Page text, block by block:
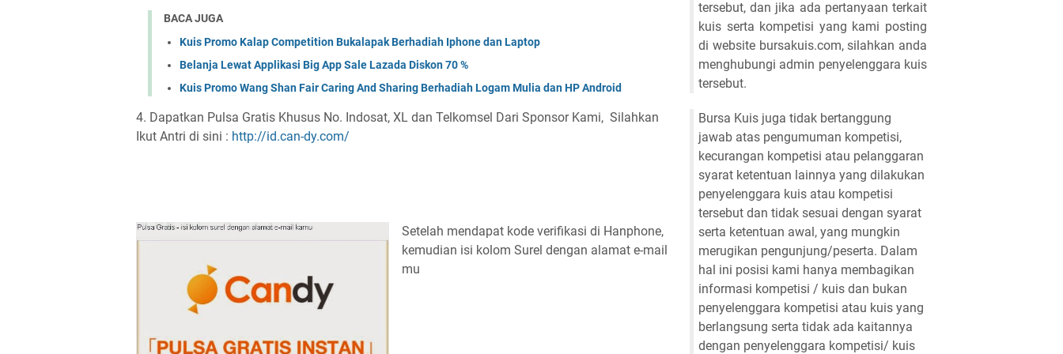
BACA JUGA
Kuis Promo Kalap Competition Bukalapak Berhadiah Iphone dan Laptop
Belanja Lewat Applikasi Big App Sale Lazada Diskon 70 %
Kuis Promo Wang Shan Fair Caring And Sharing Berhadiah Logam Mulia dan HP Android
4. Dapatkan Pulsa Gratis Khusus No. Indosat, XL dan Telkomsel Dari Sponsor Kami, Silahkan
Ikut Antri di sini : http://id.can-dy.com/
Setelah mendapat kode verifikasi di Hanphone,
kemudian isi kolom Surel dengan alamat e-mail
mu
tersebut, dan jika ada pertanyaan terkait
kuis serta kompetisi yang kami posting
di website bursakuis.com, silahkan anda
menghubungi admin penyelenggara kuis
tersebut.
Bursa Kuis juga tidak bertanggung
jawab atas pengumuman kompetisi,
kecurangan kompetisi atau pelanggaran
syarat ketentuan lainnya yang dilakukan
penyelenggara kuis atau kompetisi
tersebut dan tidak sesuai dengan syarat
serta ketentuan awal, yang mungkin
merugikan pengunjung/peserta. Dalam
hal ini posisi kami hanya membagikan
informasi kompetisi / kuis dan bukan
penyelenggara kompetisi atau kuis yang
berlangsung serta tidak ada kaitannya
dengan penyelenggara kompetisi/ kuis